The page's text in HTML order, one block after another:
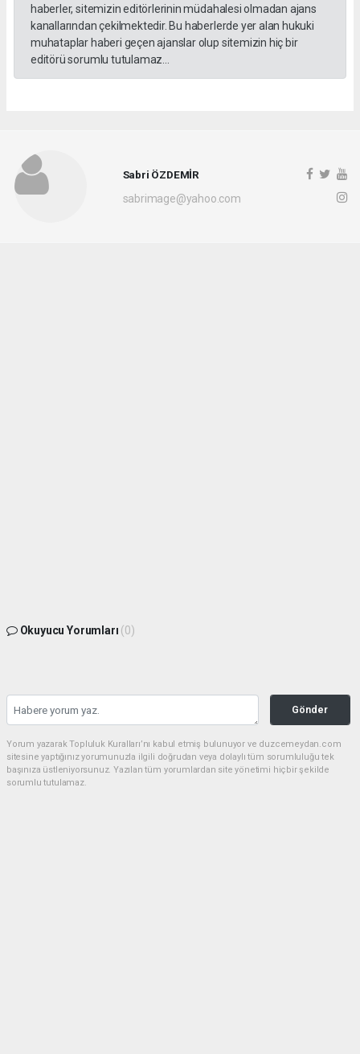
haberler, sitemizin editörlerinin müdahalesi olmadan ajans
kanallarından çekilmektedir. Bu haberlerde yer alan hukuki
muhataplar haberi geçen ajanslar olup sitemizin hiç bir
editörü sorumlu tutulamaz...
Sabri ÖZDEMİR
sabrimage@yahoo.com
Okuyucu Yorumları (0)
Gönder
Yorum yazarak Topluluk Kuralları’nı kabul etmiş bulunuyor ve duzcemeydan.com
sitesine yaptığınız yorumunuzla ilgili doğrudan veya dolaylı tüm sorumluluğu tek
başınıza üstleniyorsunuz. Yazılan tüm yorumlardan site yönetimi hiçbir şekilde
sorumlu tutulamaz.